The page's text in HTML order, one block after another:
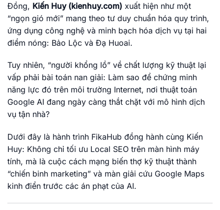
Đồng, Kiến Huy (kienhuy.com) xuất hiện như một
“ngọn gió mới” mang theo tư duy chuẩn hóa quy trình,
ứng dụng công nghệ và minh bạch hóa dịch vụ tại hai
điểm nóng: Bảo Lộc và Đạ Huoai.
Tuy nhiên, “người khổng lồ” về chất lượng kỹ thuật lại
vấp phải bài toán nan giải: Làm sao để chứng minh
năng lực đó trên môi trường Internet, nơi thuật toán
Google AI đang ngày càng thắt chặt với mô hình dịch
vụ tận nhà?
Dưới đây là hành trình FikaHub đồng hành cùng Kiến
Huy: Không chỉ tối ưu Local SEO trên màn hình máy
tính, mà là cuộc cách mạng biến thợ kỹ thuật thành
“chiến binh marketing” và màn giải cứu Google Maps
kinh điển trước các án phạt của AI.